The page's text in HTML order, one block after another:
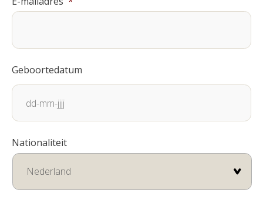
Geboortedatum
dash
MM
dash
Nationaliteit